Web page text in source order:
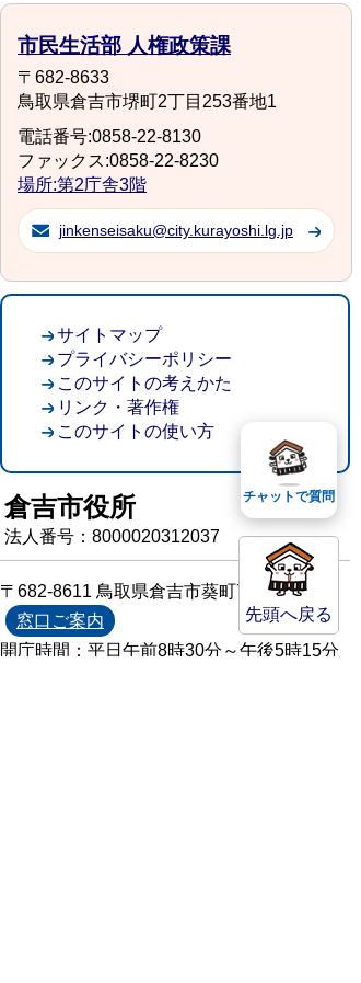
市民生活部 人権政策課
〒682-8633
鳥取県倉吉市堺町2丁目253番地1
電話番号:0858-22-8130
ファックス:0858-22-8230
場所:第2庁舎3階
jinkenseisaku@city.kurayoshi.lg.jp
先頭へ戻る
サイトマップ
プライバシーポリシー
このサイトの考えかた
リンク・著作権
このサイトの使い方
倉吉市役所
法人番号：8000020312037
〒682-8611 鳥取県倉吉市葵町722
窓口ご案内
開庁時間：平日午前8時30分～午後5時15分
チャットで質問